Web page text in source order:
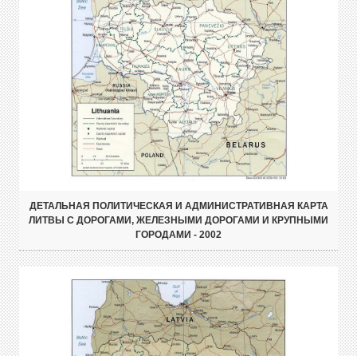
ДЕТАЛЬНАЯ ПОЛИТИЧЕСКАЯ И АДМИНИСТРАТИВНАЯ КАРТА
ЛИТВЫ С ДОРОГАМИ, ЖЕЛЕЗНЫМИ ДОРОГАМИ И КРУПНЫМИ
ГОРОДАМИ - 2002